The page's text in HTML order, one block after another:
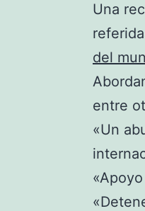
Una
del
entre
«Un